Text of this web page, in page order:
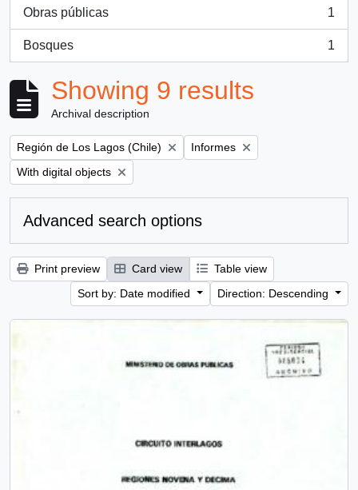
Obras públicas
, 1 results
1
Bosques
, 1 results
1
Showing 9 results
Archival description
Remove filter:
Región de Los Lagos (Chile) Remove filter:
Informes
Remove filter:
With digital objects
Advanced search options
Print preview Card view
Table view
Sort by: Date modified
Direction: Descending